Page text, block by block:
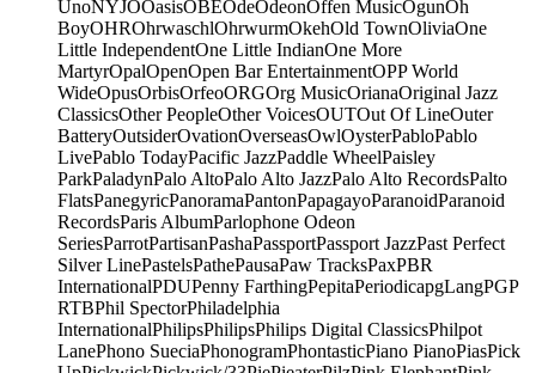
UnoNYJOOasisOBEOdeOdeonOffen MusicOgunOh
BoyOHROhrwaschlOhrwurmOkehOld TownOliviaOne
Little IndependentOne Little IndianOne More
MartyrOpalOpenOpen Bar EntertainmentOPP World
WideOpusOrbisOrfeoORGOrg MusicOrianaOriginal Jazz
ClassicsOther PeopleOther VoicesOUTOut Of LineOuter
BatteryOutsiderOvationOverseasOwlOysterPabloPablo
LivePablo TodayPacific JazzPaddle WheelPaisley
ParkPaladynPalo AltoPalo Alto JazzPalo Alto RecordsPalto
FlatsPanegyricPanoramaPantonPapagayoParanoidParanoid
RecordsParis AlbumParlophone Odeon
SeriesParrotPartisanPashaPassportPassport JazzPast Perfect
Silver LinePastelsPathePausaPaw TracksPaxPBR
InternationalPDUPenny FarthingPepitaPeriodicapgLangPGP
RTBPhil SpectorPhiladelphia
InternationalPhilipsPhilipsPhilips Digital ClassicsPhilpot
LanePhono SueciaPhonogramPhontasticPiano PianoPiasPick